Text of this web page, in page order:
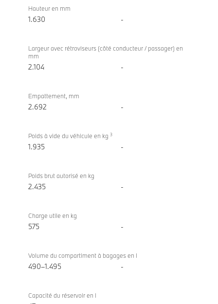
Hauteur en mm
1.630 -
Largeur avec rétroviseurs (côté conducteur / passager) en
mm
2.104 -
Empattement, mm
2.692 -
Poids à vide du véhicule en kg 3
1.935 -
Poids brut autorisé en kg
2.435 -
Charge utile en kg
575 -
Volume du compartiment à bagages en l
490–1.495 -
Capacité du réservoir en l